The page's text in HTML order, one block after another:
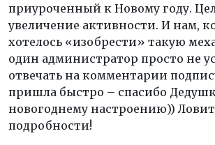
приуроченный к Новому году.
увеличение активности. И нам,
хотелось «изобрести» такую
один администратор просто не
отвечать на комментарии
пришла быстро – спасибо
новогоднему настроению))
подробности!